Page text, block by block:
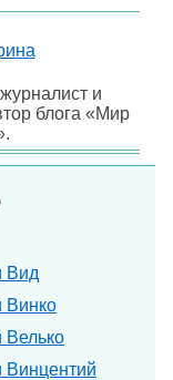
и
блога «Мир
Вид
Винко
Велько
Винцентий